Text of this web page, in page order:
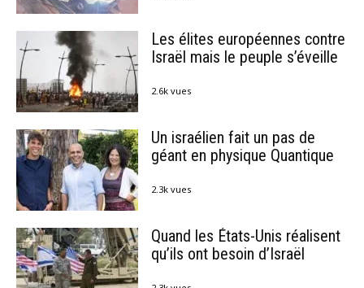
Les élites européennes contre
Israël mais le peuple s’éveille
2.6k vues
Un israélien fait un pas de
géant en physique Quantique
2.3k vues
Quand les États-Unis réalisent
qu’ils ont besoin d’Israël